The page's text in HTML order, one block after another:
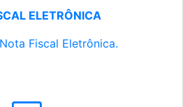
ELETRÔNICA
Fiscal Eletrônica.